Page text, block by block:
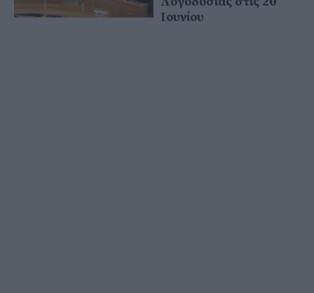
Ιουνίου